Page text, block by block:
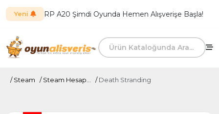
Yeni RP A20 Şimdi Oyunda Hemen Alışverişe Başla!
Steam Steam Hesap... Death Stranding